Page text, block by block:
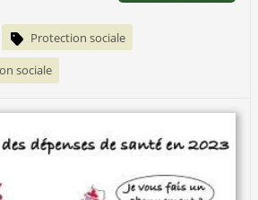
Protection sociale
sociale